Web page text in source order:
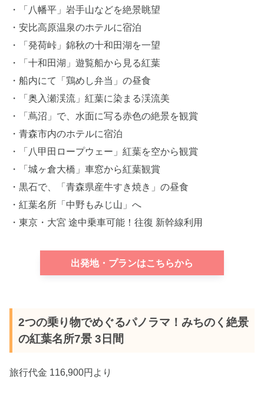
・「八幡平」岩手山などを絶景眺望
・安比高原温泉のホテルに宿泊
・「発荷峠」錦秋の十和田湖を一望
・「十和田湖」遊覧船から見る紅葉
・船内にて「鶏めし弁当」の昼食
・「奥入瀬渓流」紅葉に染まる渓流美
・「蔦沼」で、水面に写る赤色の絶景を観賞
・青森市内のホテルに宿泊
・「八甲田ロープウェー」紅葉を空から観賞
・「城ヶ倉大橋」車窓から紅葉観賞
・黒石で、「青森県産牛すき焼き」の昼食
・紅葉名所「中野もみじ山」へ
・東京・大宮 途中乗車可能！往復 新幹線利用
出発地・プランはこちらから
2つの乗り物でめぐるパノラマ！みちのく絶景
の紅葉名所7景 3日間
旅行代金 116,900円より